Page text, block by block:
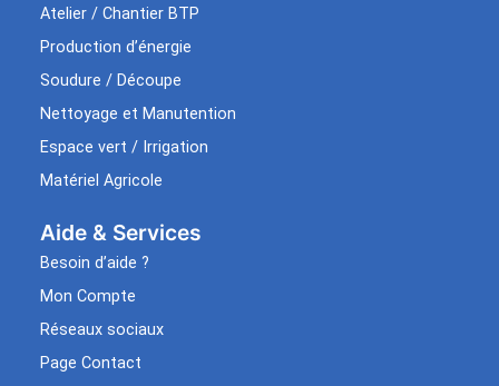
Atelier / Chantier BTP
Production d’énergie
Soudure / Découpe
Nettoyage et Manutention
Espace vert / Irrigation
Matériel Agricole
Aide & Services​
Besoin d’aide ?
Mon Compte
Réseaux sociaux
Page Contact